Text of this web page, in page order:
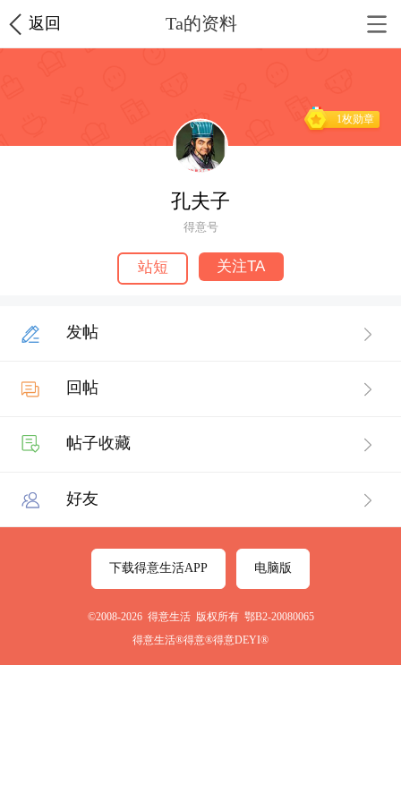
返回 Ta的资料
1枚勋章
孔夫子
得意号
站短 关注TA
发帖
回帖
帖子收藏
好友
下载得意生活APP 电脑版
©2008-2026 得意生活 版权所有 鄂B2-20080065
得意生活®得意®得意DEYI®